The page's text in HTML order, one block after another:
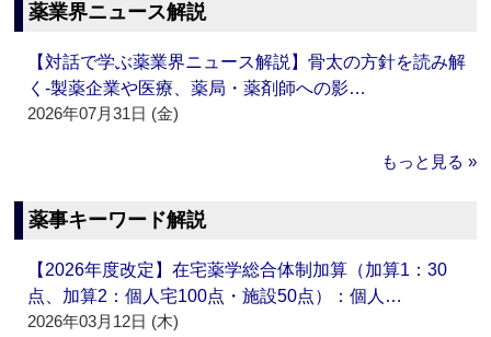
薬業界ニュース解説
【対話で学ぶ薬業界ニュース解説】骨太の方針を読み解
く‐製薬企業や医療、薬局・薬剤師への影…
2026年07月31日 (金)
もっと見る »
薬事キーワード解説
【2026年度改定】在宅薬学総合体制加算（加算1：30
点、加算2：個人宅100点・施設50点）：個人…
2026年03月12日 (木)